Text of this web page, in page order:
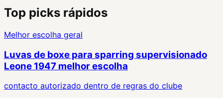
Top picks rápidos
Melhor escolha geral
Luvas de boxe para sparring supervisionado
Leone 1947 melhor escolha
contacto autorizado dentro de regras do clube